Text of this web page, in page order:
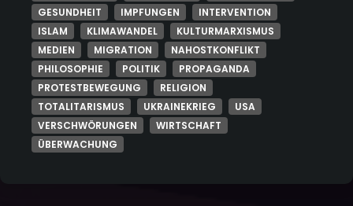
GESUNDHEIT
IMPFUNGEN
INTERVENTION
ISLAM
KLIMAWANDEL
KULTURMARXISMUS
MEDIEN
MIGRATION
NAHOSTKONFLIKT
PHILOSOPHIE
POLITIK
PROPAGANDA
PROTESTBEWEGUNG
RELIGION
TOTALITARISMUS
UKRAINEKRIEG
USA
VERSCHWÖRUNGEN
WIRTSCHAFT
ÜBERWACHUNG